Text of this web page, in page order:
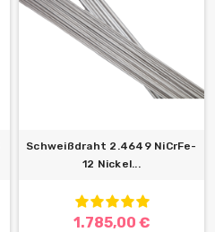
Schweißdraht 2.4649 NiCrFe-
12 Nickel...
1.785,00 €